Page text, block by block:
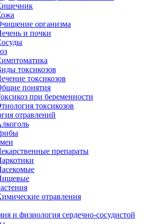
организма
и почки
токсикозов
токсикозов
понятия
при беременности
токсикозов
отравлений
препараты
отравления
и физиология сердечно-сосудистой